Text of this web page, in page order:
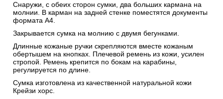
Снаружи, с обеих сторон сумки, два больших кармана на
молнии. В карман на задней стенке поместятся документы
формата А4.
Закрывается сумка на молнию с двумя бегунками.
Длинные кожаные ручки скрепляются вместе кожаным
обертышем на кнопках. Плечевой ремень из кожи, усилен
стропой. Ремень крепится по бокам на карабины,
регулируется по длине.
Сумка изготовлена из качественной натуральной кожи
Крейзи хорс.